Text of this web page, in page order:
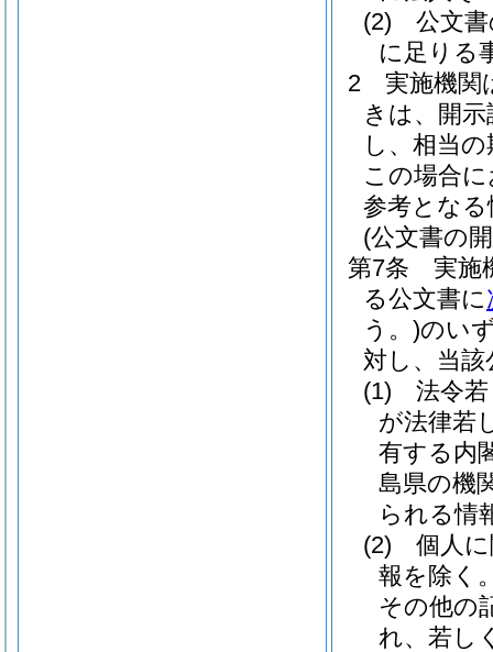
(2)
公文
に足りる
2
実施機関
きは、開
し、相当
この場合
参考とな
(公文書の
第7条
実施
る公文書に
う。)のい
対し、当
(1)
法令
が法律若
有する内
島県の機
られる情
(2)
個人
報を除く
その他の
れ、若し